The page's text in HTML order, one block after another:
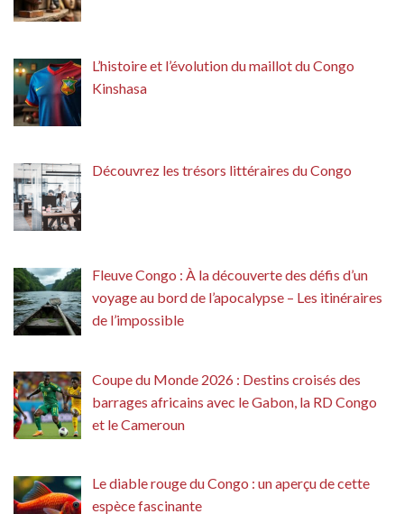
L’histoire et l’évolution du maillot du Congo
Kinshasa
Découvrez les trésors littéraires du Congo
Fleuve Congo : À la découverte des défis d’un
voyage au bord de l’apocalypse – Les itinéraires
de l’impossible
Coupe du Monde 2026 : Destins croisés des
barrages africains avec le Gabon, la RD Congo
et le Cameroun
Le diable rouge du Congo : un aperçu de cette
espèce fascinante